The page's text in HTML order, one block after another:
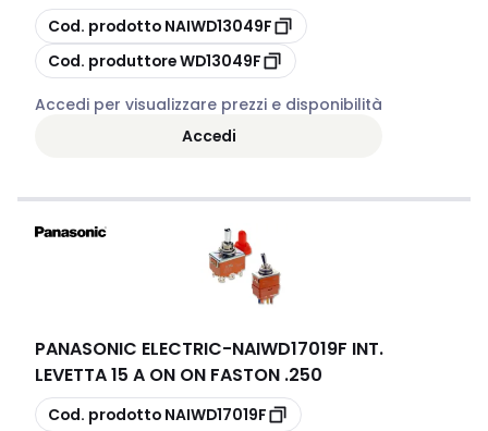
copia
Cod. prodotto NAIWD13049F
copia
Cod. produttoreWD13049F
Accedi per visualizzare prezzi e disponibilità
Accedi
PANASONIC ELECTRIC-NAIWD17019F INT.
LEVETTA 15 A ON ON FASTON .250
copia
Cod. prodotto NAIWD17019F